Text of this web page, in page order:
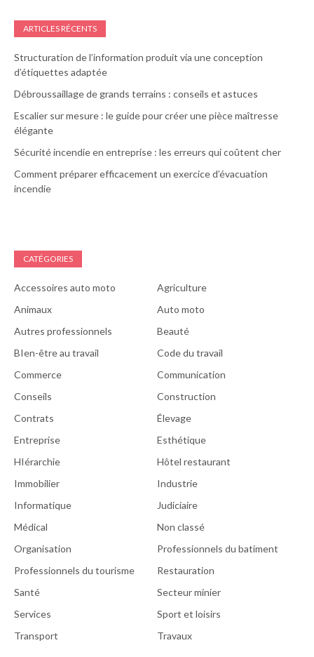
ARTICLES RÉCENTS
Structuration de l’information produit via une conception
d’étiquettes adaptée
Débroussaillage de grands terrains : conseils et astuces
Escalier sur mesure : le guide pour créer une pièce maîtresse
élégante
Sécurité incendie en entreprise : les erreurs qui coûtent cher
Comment préparer efficacement un exercice d’évacuation
incendie
CATÉGORIES
Accessoires auto moto
Agriculture
Animaux
Auto moto
Autres professionnels
Beauté
BIen-être au travail
Code du travail
Commerce
Communication
Conseils
Construction
Contrats
Élevage
Entreprise
Esthétique
HIérarchie
Hôtel restaurant
Immobilier
Industrie
Informatique
Judiciaire
Médical
Non classé
Organisation
Professionnels du batiment
Professionnels du tourisme
Restauration
Santé
Secteur minier
Services
Sport et loisirs
Transport
Travaux